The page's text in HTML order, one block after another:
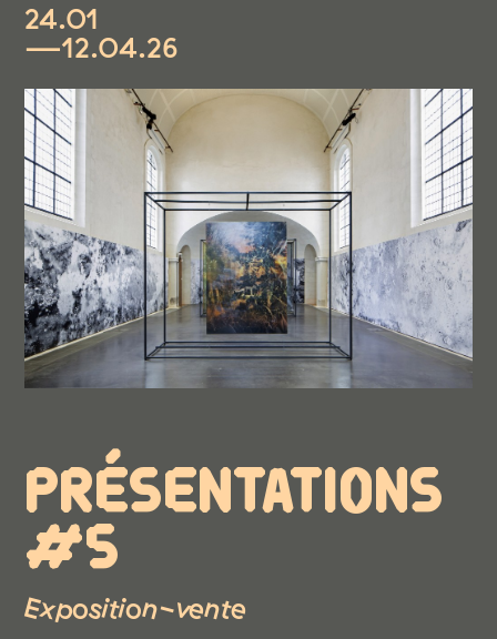
24.01
—12.04.26
PRÉSENTATIONS
#5
Exposition-vente